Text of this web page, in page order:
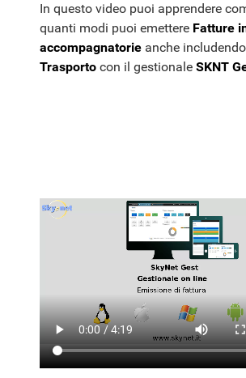
In questo video puoi apprendere
quanti modi puoi emettere Fatture
accompagnatorie anche includendo
Trasporto con il gestionale SKNT